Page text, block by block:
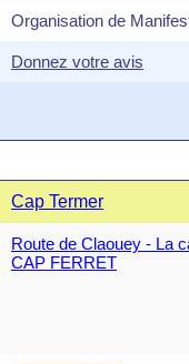
Organisation de
Donnez votre avis
Cap Termer
Route de Claouey - La
CAP FERRET